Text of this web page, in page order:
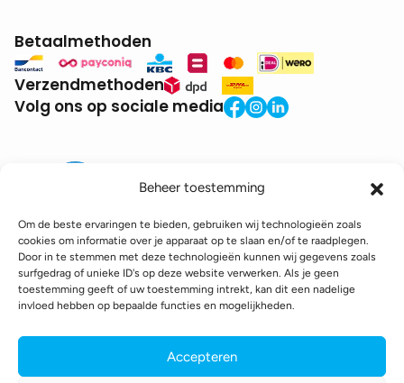
Beheer toestemming
Om de beste ervaringen te bieden, gebruiken wij technologieën zoals
cookies om informatie over je apparaat op te slaan en/of te raadplegen.
Door in te stemmen met deze technologieën kunnen wij gegevens zoals
surfgedrag of unieke ID's op deze website verwerken. Als je geen
toestemming geeft of uw toestemming intrekt, kan dit een nadelige
invloed hebben op bepaalde functies en mogelijkheden.
Accepteren
Betaalmethoden
Verzendmethoden
Volg ons op sociale media
BTW: BE0771.941.935
© 2025 DroneDepot. Alle rechten voorbehouden.
Toegankelijkheidsverklaring